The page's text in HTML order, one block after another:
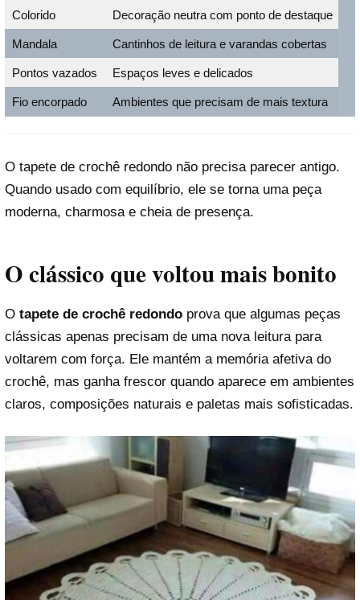
Colorido Decoração neutra com ponto de destaque
Mandala Cantinhos de leitura e varandas cobertas
Pontos vazados Espaços leves e delicados
Fio encorpado Ambientes que precisam de mais textura
O tapete de crochê redondo não precisa parecer antigo.
Quando usado com equilíbrio, ele se torna uma peça
moderna, charmosa e cheia de presença.
O clássico que voltou mais bonito
O tapete de crochê redondo prova que algumas peças
clássicas apenas precisam de uma nova leitura para
voltarem com força. Ele mantém a memória afetiva do
crochê, mas ganha frescor quando aparece em ambientes
claros, composições naturais e paletas mais sofisticadas.